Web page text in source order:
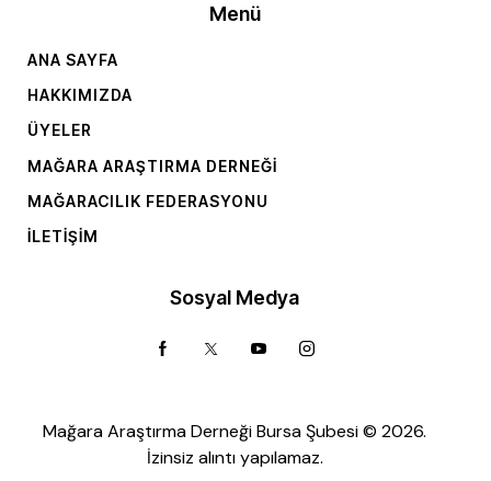
Menü
ANA SAYFA
HAKKIMIZDA
ÜYELER
MAĞARA ARAŞTIRMA DERNEĞI
MAĞARACILIK FEDERASYONU
İLETIŞIM
Sosyal Medya
Mağara Araştırma Derneği Bursa Şubesi © 2026.
İzinsiz alıntı yapılamaz.